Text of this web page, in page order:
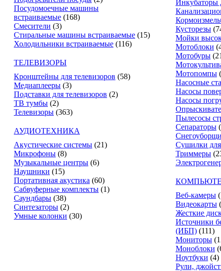
Посудомоечные машины
встраиваемые (168)
Смесители (3)
Стиральные машины встраиваемые (15)
Холодильники встраиваемые (116)
ТЕЛЕВИЗОРЫ
Кронштейны для телевизоров (58)
Медиаплееры (3)
Подставки для телевизоров (2)
ТВ тумбы (2)
Телевизоры (363)
АУДИОТЕХНИКА
Акустические системы (21)
Микрофоны (8)
Музыкальные центры (6)
Наушники (15)
Портативная акустика (60)
Сабвуферные комплекты (1)
Саундбары (38)
Синтезаторы (2)
Умные колонки (30)
Инкубаторы
Кусторезы
Мойки
Мотоблоки
Мотобуры
Мотопомпы
Насосные
Насосы
Насосы
Пылесосы
Сепараторы
Сушилки
Триммеры
Веб-камеры
Видеокарты
Жесткие
Источники
(ИБП) (111)
Мониторы
Моноблоки
Ноутбуки (4)
Рули,